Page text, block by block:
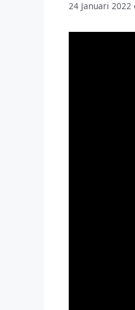
24 Januari 2022